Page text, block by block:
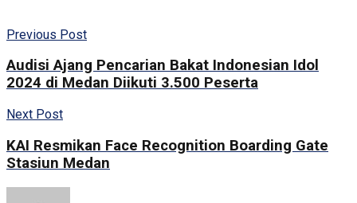
Previous Post
Audisi Ajang Pencarian Bakat Indonesian Idol
2024 di Medan Diikuti 3.500 Peserta
Next Post
KAI Resmikan Face Recognition Boarding Gate
Stasiun Medan